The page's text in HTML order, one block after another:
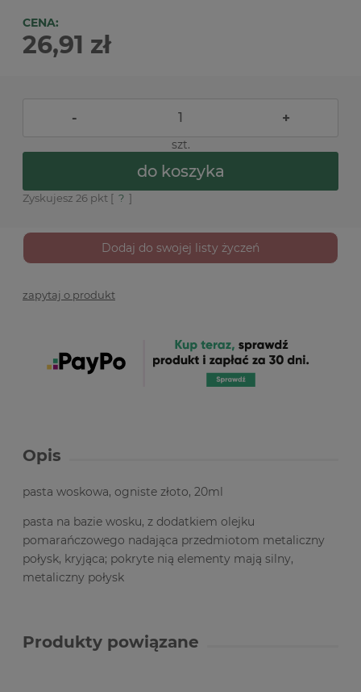
CENA:
26,91 zł
- +
szt.
do koszyka
Zyskujesz 26 pkt [ ? ]
Dodaj do swojej listy życzeń
zapytaj o produkt
Opis
pasta woskowa, ogniste złoto, 20ml
pasta na bazie wosku, z dodatkiem olejku
pomarańczowego nadająca przedmiotom metaliczny
połysk, kryjąca; pokryte nią elementy mają silny,
metaliczny połysk
Produkty powiązane